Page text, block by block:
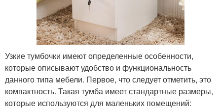
Узкие тумбочки имеют определенные особенности,
которые описывают удобство и функциональность
данного типа мебели. Первое, что следует отметить, это
компактность. Такая тумба имеет стандартные размеры,
которые используются для маленьких помещений: